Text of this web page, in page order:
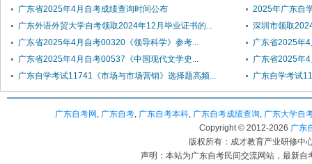
广东省2025年4月自考成绩查询时间公布
2025年广东自
广东外语外贸大学自考领取2024年12月毕业证书的...
深圳市领取
广东省2025年4月自考00320《领导科学》参考...
广东省2025年
广东省2025年4月自考00537《中国现代文学史...
广东省2025年
广东自学考试11741《市场与市场营销》选择题高频...
广东自学考试
广东自考网 , 广东自考, 广东自考本科, 广东自考成绩查询, 广东大学自
Copyright © 2012-2026 广东
版权所有：成才教育产业研修中
声明：本站为广东自考民间交流网站，最新